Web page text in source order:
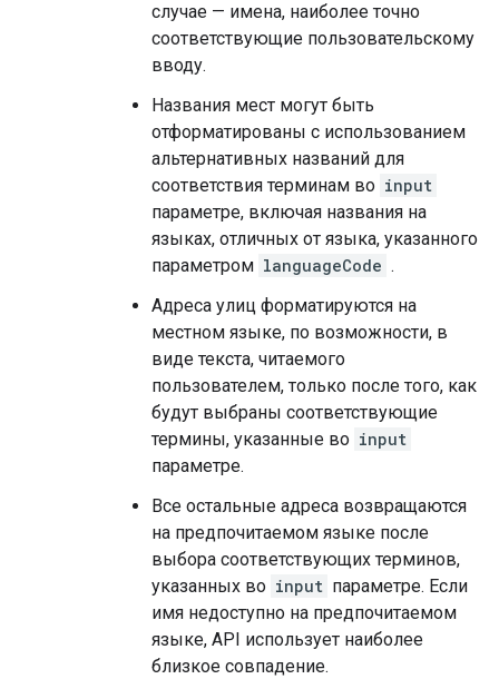
случае — имена, наиболее точно
соответствующие пользовательскому
вводу.
Названия мест могут быть
отформатированы с использованием
альтернативных названий для
соответствия терминам во input
параметре, включая названия на
языках, отличных от языка, указанного
параметром languageCode .
Адреса улиц форматируются на
местном языке, по возможности, в
виде текста, читаемого
пользователем, только после того, как
будут выбраны соответствующие
термины, указанные во input
параметре.
Все остальные адреса возвращаются
на предпочитаемом языке после
выбора соответствующих терминов,
указанных во input параметре. Если
имя недоступно на предпочитаемом
языке, API использует наиболее
близкое совпадение.